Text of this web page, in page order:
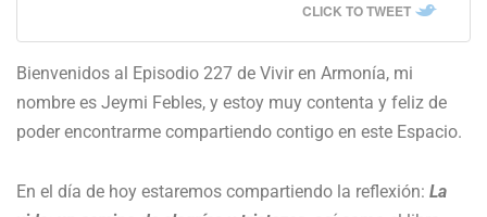
CLICK TO TWEET
Bienvenidos al Episodio 227 de Vivir en Armonía, mi
nombre es Jeymi Febles, y estoy muy contenta y feliz de
poder encontrarme compartiendo contigo en este Espacio.
En el día de hoy estaremos compartiendo la reflexión: La